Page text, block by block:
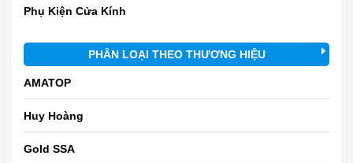
Phụ Kiện Cửa Kính
PHÂN LOẠI THEO THƯƠNG HIỆU
AMATOP
Huy Hoàng
Gold SSA